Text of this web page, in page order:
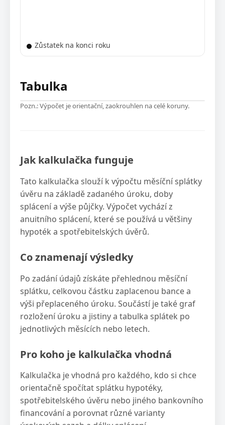
Zůstatek na konci roku
Tabulka
Pozn.: Výpočet je orientační, zaokrouhlen na celé koruny.
Jak kalkulačka funguje
Tato kalkulačka slouží k výpočtu měsíční splátky
úvěru na základě zadaného úroku, doby
splácení a výše půjčky. Výpočet vychází z
anuitního splácení, které se používá u většiny
hypoték a spotřebitelských úvěrů.
Co znamenají výsledky
Po zadání údajů získáte přehlednou měsíční
splátku, celkovou částku zaplacenou bance a
výši přeplaceného úroku. Součástí je také graf
rozložení úroku a jistiny a tabulka splátek po
jednotlivých měsících nebo letech.
Pro koho je kalkulačka vhodná
Kalkulačka je vhodná pro každého, kdo si chce
orientačně spočítat splátku hypotéky,
spotřebitelského úvěru nebo jiného bankovního
financování a porovnat různé varianty